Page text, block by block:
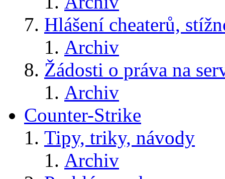
Hlášení cheaterů,
Archiv
Žádosti o práva na
Archiv
Counter-Strike
Tipy, triky, návody
Archiv